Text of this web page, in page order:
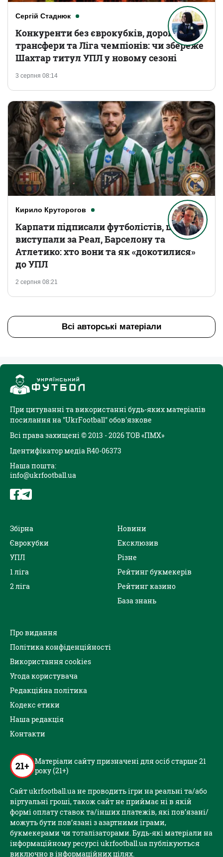
Сергій Стаднюк
3 серпня 08:14
Конкуренти без єврокубків, дорогі
трансфери та Ліга чемпіонів: чи збереже
Шахтар титул УПЛ у новому сезоні
Кирило Круторогов
2 серпня 08:21
Карпати підписали футболістів, що
виступали за Реал, Барселону та
Атлетико: хто вони та як «докотилися»
до УПЛ
Всі авторські матеріали
При цитуванні та використанні будь-яких матеріалів
посилання на "UkrFootball" обов'язкове
Всі права захищені © 2013 - 2026 ТОВ «ПМХ»
Ідентифікатор медіа R40-06373
Наша пошта:
info@ukrfootball.ua
Збірна
Єврокубки
УПЛ
1 ліга
2 ліга
Новини
Ексклюзив
Різне
Рейтинг букмекерів
Рейтинг казино
База знань
Про видання
Політика конфіденційності
Використання cookies
Угода користувача
Редакційна політика
Кодекс етики
Наша редакція
Контакти
21+ Матеріали сайту призначені для осіб старше 21
року (21+)
Сайт ukrfootball.ua не проводить ігри на реальні та/або
віртуальні гроші, також сайт не приймає ні в якій
формі оплату ставок та/інших платежів, які пов’язані/
можуть бути пов’язані з азартними іграми,
букмекерами чи тоталізаторами. Будь-які матеріали на
інформаційному ресурсі ukrfootball.ua публікуються
виключно в інформаційних цілях.